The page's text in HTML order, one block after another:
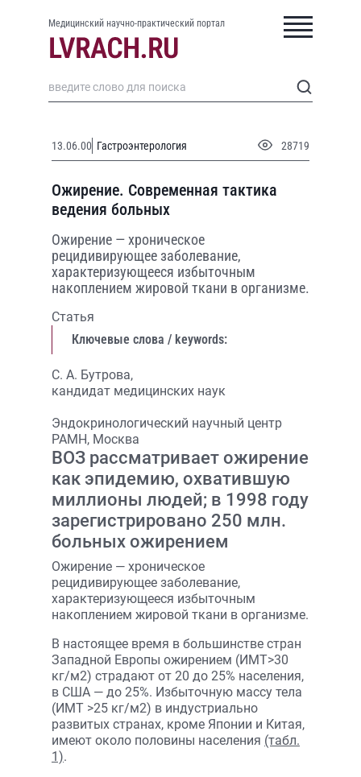
Медицинский научно-практический портал
13.06.00 Гастроэнтерология 28719
Ожирение. Современная тактика
ведения больных
Ожирение — хроническое
рецидивирующее заболевание,
характеризующееся избыточным
накоплением жировой ткани в организме.
Статья
Ключевые слова / keywords:
С. А. Бутрова,
кандидат медицинских наук
Эндокринологический научный центр
РАМН, Москва
ВОЗ рассматривает ожирение
как эпидемию, охватившую
миллионы людей; в 1998 году
зарегистрировано 250 млн.
больных ожирением
Ожирение — хроническое
рецидивирующее заболевание,
характеризующееся избыточным
накоплением жировой ткани в организме.
В настоящее время в большинстве стран
Западной Европы ожирением (ИМТ>30
кг/м2) страдают от 20 до 25% населения,
в США — до 25%. Избыточную массу тела
(ИМТ >25 кг/м2) в индустриально
развитых странах, кроме Японии и Китая,
имеют около половины населения (табл.
1).